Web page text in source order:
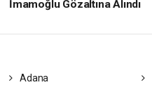
İmamoğlu Gözaltına Alındı
Adana